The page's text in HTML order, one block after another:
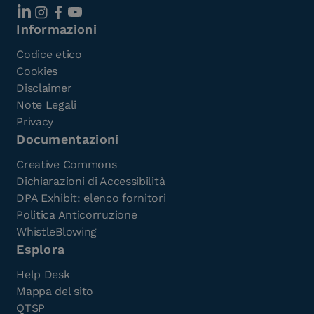
Informazioni
Codice etico
Cookies
Disclaimer
Note Legali
Privacy
Documentazioni
Creative Commons
Dichiarazioni di Accessibilità
DPA Exhibit: elenco fornitori
Politica Anticorruzione
WhistleBlowing
Esplora
Help Desk
Mappa del sito
QTSP